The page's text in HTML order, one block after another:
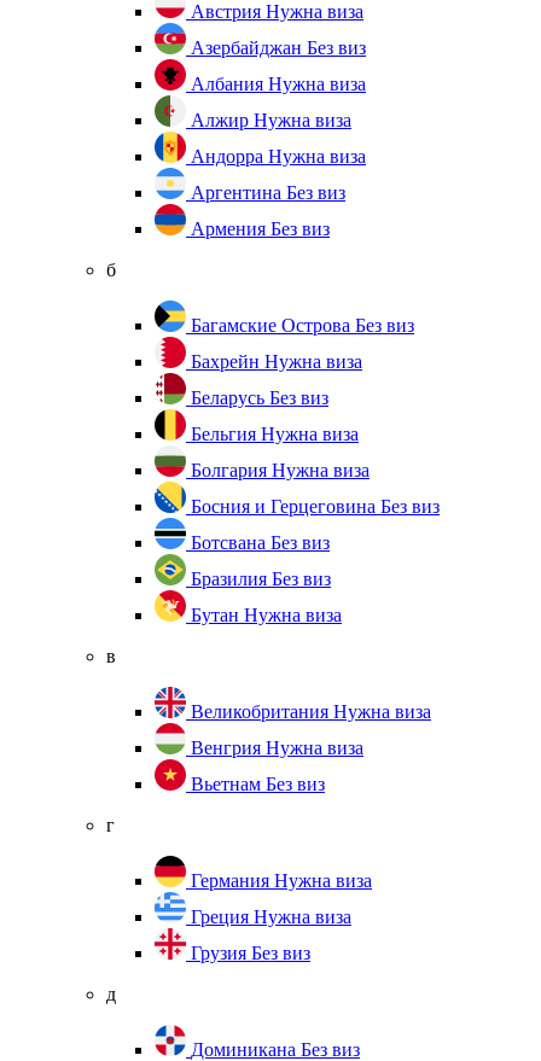
Австрия Нужна виза
Азербайджан Без виз
Албания Нужна виза
Алжир Нужна виза
Андорра Нужна виза
Аргентина Без виз
Армения Без виз
б
Багамские Острова Без виз
Бахрейн Нужна виза
Беларусь Без виз
Бельгия Нужна виза
Болгария Нужна виза
Босния и Герцеговина Без виз
Ботсвана Без виз
Бразилия Без виз
Бутан Нужна виза
в
Великобритания Нужна виза
Венгрия Нужна виза
Вьетнам Без виз
г
Германия Нужна виза
Греция Нужна виза
Грузия Без виз
д
Доминикана Без виз